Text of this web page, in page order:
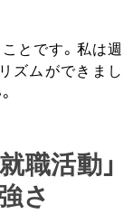
とです。私は週
ズムができまし
職活動」
さ